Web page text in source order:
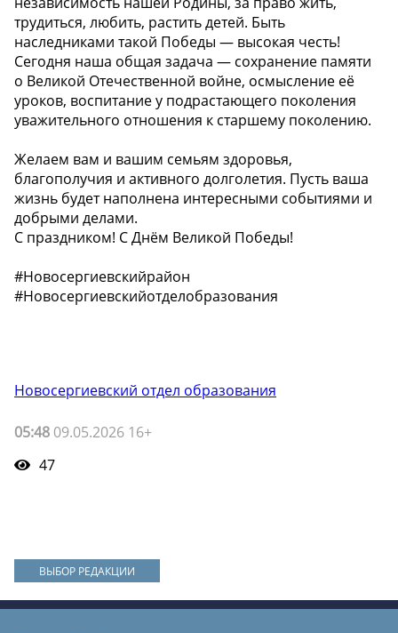
трудиться, любить, растить детей. Быть
наследниками такой Победы — высокая честь!
Сегодня наша общая задача — сохранение памяти
о Великой Отечественной войне, осмысление её
уроков, воспитание у подрастающего поколения
уважительного отношения к старшему поколению.
Желаем вам и вашим семьям здоровья,
благополучия и активного долголетия. Пусть ваша
жизнь будет наполнена интересными событиями и
добрыми делами.
С праздником! С Днём Великой Победы!
#Новосергиевскийрайон
#Новосергиевскийотделобразования
Новосергиевский отдел образования
05:48 09.05.2026 16+
47
ВЫБОР РЕДАКЦИИ